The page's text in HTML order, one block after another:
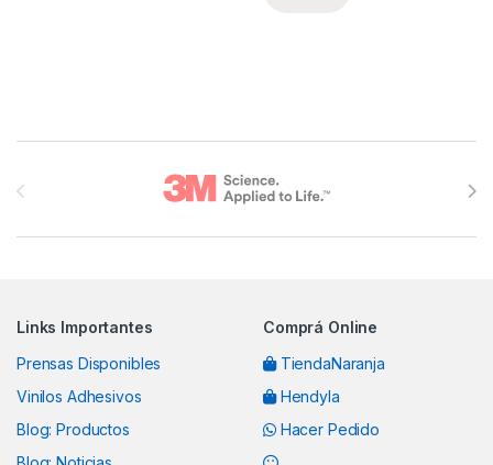
Links Importantes
Prensas Disponibles
Vinilos Adhesivos
Blog: Productos
Comprá Online
TiendaNaranja
Hendyla
Hacer Pedido